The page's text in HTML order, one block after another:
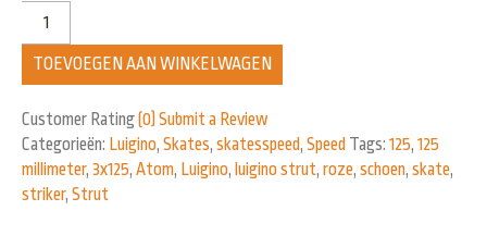
TOEVOEGEN AAN WINKELWAGEN
Customer Rating(0) Submit a Review
Categorieën: Luigino, Skates, skatesspeed, Speed Tags: 125, 125
millimeter, 3x125, Atom, Luigino, luigino strut, roze, schoen, skate,
striker, Strut